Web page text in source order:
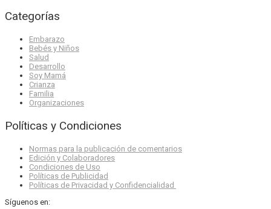
Categorías
Embarazo
Bebés y Niños
Salud
Desarrollo
Soy Mamá
Crianza
Familia
Organizaciones
Políticas y Condiciones
Normas para la publicación de comentarios
Edición y Colaboradores
Condiciones de Uso
Políticas de Publicidad
Políticas de Privacidad y Confidencialidad
Síguenos en: